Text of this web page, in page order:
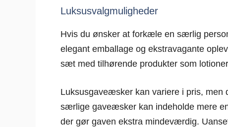
Luksusvalgmuligheder
Hvis du ønsker at forkæle en særlig
elegant emballage og ekstravagante
sæt med tilhørende produkter som
Luksusgaveæsker kan variere i pris,
særlige gaveæsker kan indeholde mere
der gør gaven ekstra mindeværdig.